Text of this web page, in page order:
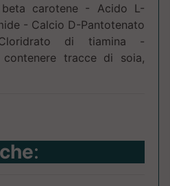
carotene - Acido L-
- Calcio D-Pantotenato
di tiamina -
contenere tracce di soia,
: